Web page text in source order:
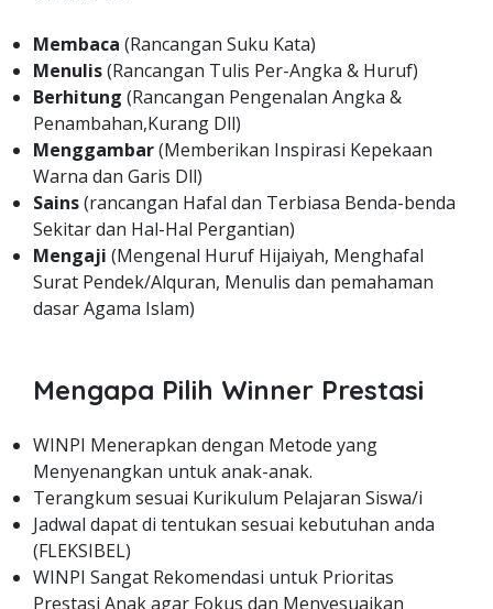
Membaca (Rancangan Suku Kata)
Menulis(Rancangan Tulis Per-Angka & Huruf)
Berhitung (Rancangan Pengenalan Angka &
Penambahan,Kurang Dll)
Menggambar(Memberikan Inspirasi Kepekaan
Warna dan Garis Dll)
Sains(rancangan Hafal dan Terbiasa Benda-benda
Sekitar dan Hal-Hal Pergantian)
Mengaji (Mengenal Huruf Hijaiyah, Menghafal
Surat Pendek/Alquran, Menulis dan pemahaman
dasar Agama Islam)
Mengapa Pilih Winner Prestasi
WINPI Menerapkan dengan Metode yang
Menyenangkan untuk anak-anak.
Terangkum sesuai Kurikulum Pelajaran Siswa/i
Jadwal dapat di tentukan sesuai kebutuhan anda
(FLEKSIBEL)
WINPI Sangat Rekomendasi untuk Prioritas
Prestasi Anak agar Fokus dan Menyesuaikan